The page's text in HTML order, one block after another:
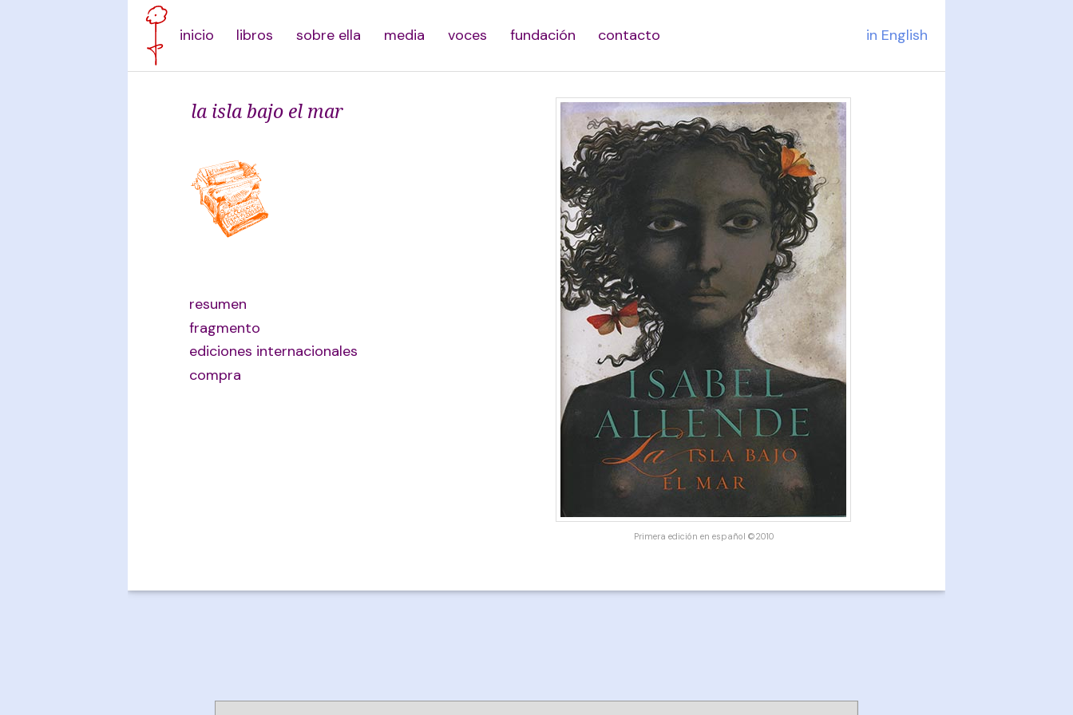
inicio libros sobre ella media voces fundación contacto in English
la isla bajo el mar
resumen
fragmento
ediciones internacionales
compra
Primera edición en español ©2010